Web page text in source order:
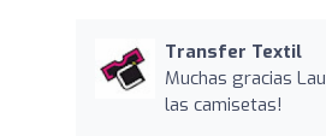
Transfer Textil
Muchas gracias
las camisetas!